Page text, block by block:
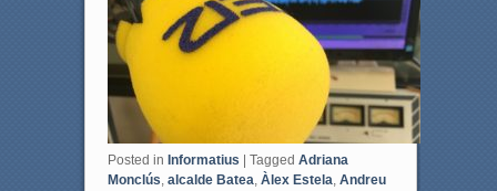
Posted in Informatius Tagged Adriana
Monclús, alcalde Batea, Àlex Estela, Andreu